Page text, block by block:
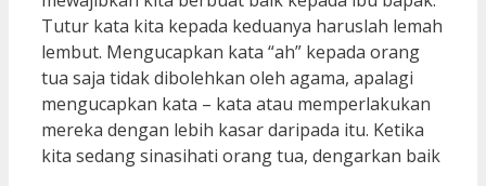
Tutur kata kita kepada keduanya haruslah lemah
lembut. Mengucapkan kata “ah” kepada orang
tua saja tidak dibolehkan oleh agama, apalagi
mengucapkan kata – kata atau memperlakukan
mereka dengan lebih kasar daripada itu. Ketika
kita sedang sinasihati orang tua, dengarkan baik